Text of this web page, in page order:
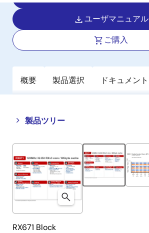
ユーザマニュアル
ご購入
概要 製品選択 ドキュメント
製品ツリー
Close
tree
menu
Open
tree
menu
RX671 Block